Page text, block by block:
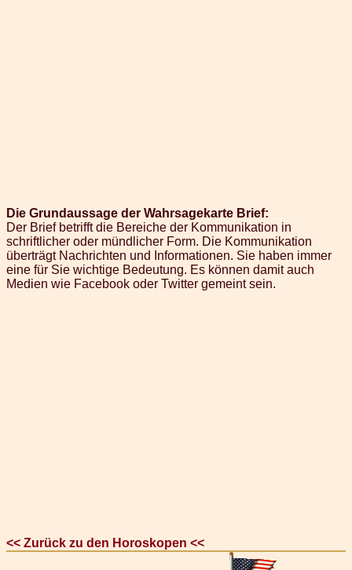
Die Grundaussage der Wahrsagekarte Brief:
Der Brief betrifft die Bereiche der Kommunikation in
schriftlicher oder mündlicher Form. Die Kommunikation
überträgt Nachrichten und Informationen. Sie haben immer
eine für Sie wichtige Bedeutung. Es können damit auch
Medien wie Facebook oder Twitter gemeint sein.
<< Zurück zu den Horoskopen <<